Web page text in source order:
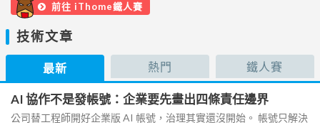
前往 iThome鐵人賽
技術文章
最新 熱門 鐵人賽
AI 協作不是發帳號：企業要先畫出四條責任邊界
公司替工程師開好企業版 AI 帳號，治理其實還沒開始。 帳號只解決